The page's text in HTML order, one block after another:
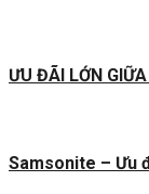
ƯU ĐÃI LỚN
Samsonite – Ưu